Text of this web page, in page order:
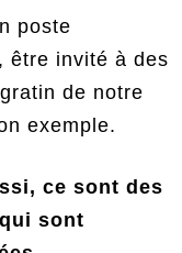
poste
être invité à des
de notre
exemple.
ce sont des
sont